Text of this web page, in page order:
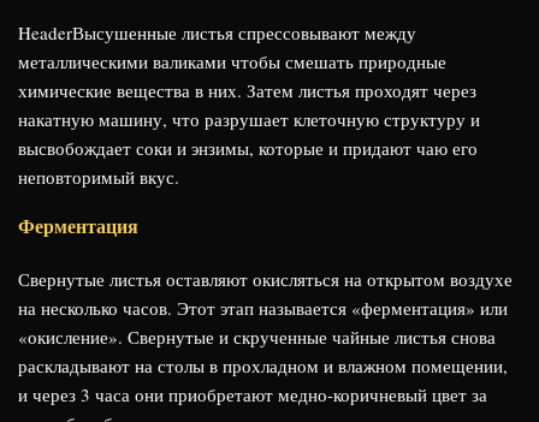
HeaderВысушенные листья спрессовывают между
металлическими валиками чтобы смешать природные
химические вещества в них. Затем листья проходят через
накатную машину, что разрушает клеточную структуру и
высвобождает соки и энзимы, которые и придают чаю его
неповторимый вкус.
Ферментация
Свернутые листья оставляют окисляться на открытом воздухе
на несколько часов. Этот этап называется «ферментация» или
«окисление». Свернутые и скрученные чайные листья снова
раскладывают на столы в прохладном и влажном помещении,
и через 3 часа они приобретают медно-коричневый цвет за